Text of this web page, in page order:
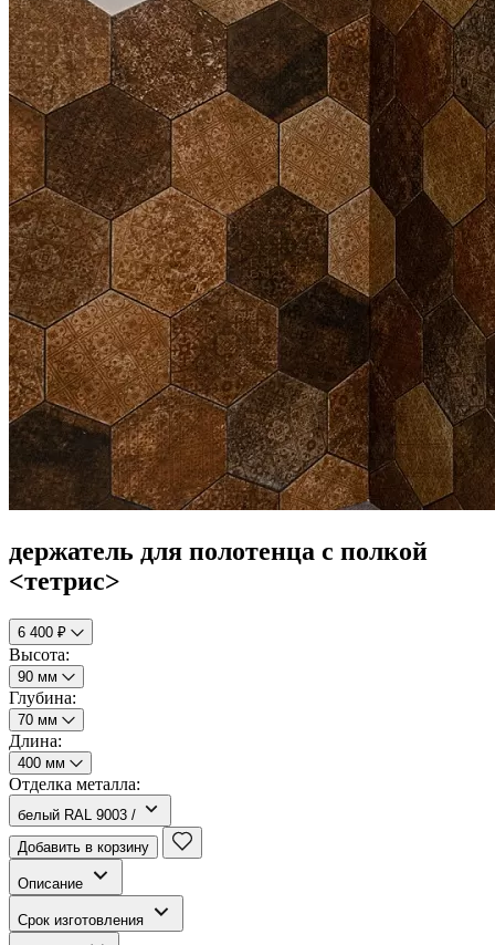
держатель для полотенца с полкой
<тетрис>
6 400 ₽
Высота:
90 мм
Глубина:
70 мм
Длина:
400 мм
Отделка металла:
белый RAL 9003 /
Добавить в корзину
Описание
Срок изготовления